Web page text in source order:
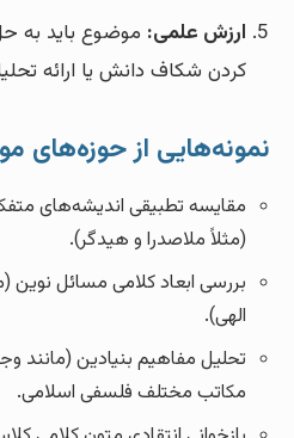
ارزش علمی: موضوع باید به
کردن شکاف دانش یا ارائه
نمونه‌هایی از حوزه‌های
مقایسه تطبیقی اندیشه‌های
(مثلاً ملاصدرا و هیدگر).
بررسی ابعاد کلامی مسائل
الهی).
تحلیل مفاهیم بنیادین (مانند
مکاتب مختلف فلسفی اسلامی.